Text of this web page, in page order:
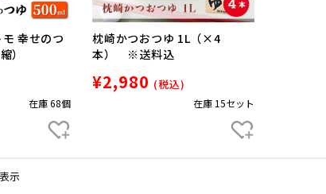
幸せのつ
）
在庫 68個
枕崎かつおつゆ 1L（×4
本） ※送料込
¥2,980 (税込)
在庫 15セット
示